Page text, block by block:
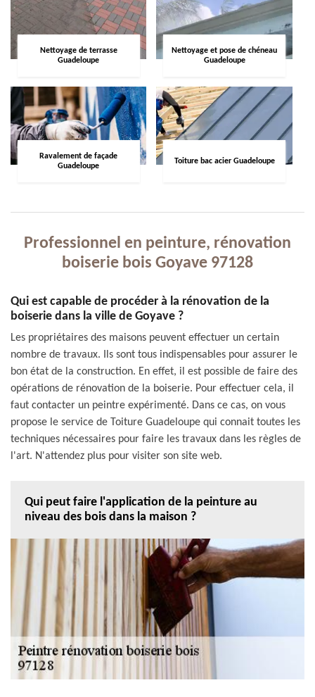
Nettoyage de terrasse
Guadeloupe
Nettoyage et pose de chéneau
Guadeloupe
Ravalement de façade
Guadeloupe
Toiture bac acier Guadeloupe
Professionnel en peinture, rénovation
boiserie bois Goyave 97128
Qui est capable de procéder à la rénovation de la
boiserie dans la ville de Goyave ?
Les propriétaires des maisons peuvent effectuer un certain
nombre de travaux. Ils sont tous indispensables pour assurer le
bon état de la construction. En effet, il est possible de faire des
opérations de rénovation de la boiserie. Pour effectuer cela, il
faut contacter un peintre expérimenté. Dans ce cas, on vous
propose le service de Toiture Guadeloupe qui connait toutes les
techniques nécessaires pour faire les travaux dans les règles de
l'art. N'attendez plus pour visiter son site web.
Qui peut faire l'application de la peinture au
niveau des bois dans la maison ?